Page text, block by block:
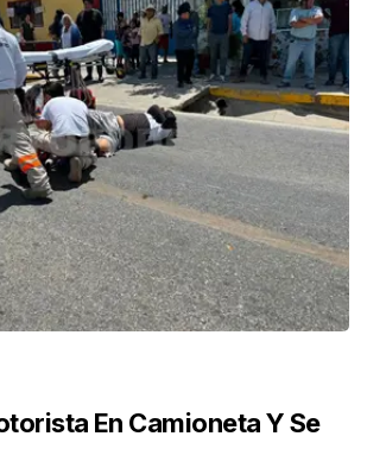
En Camioneta Y Se